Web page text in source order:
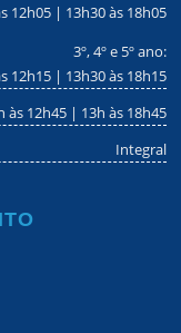
12h05 | 13h30 às 18h05
3º, 4º e 5º ano:
12h15 | 13h30 às 18h15
às 12h45 | 13h às 18h45
Integral